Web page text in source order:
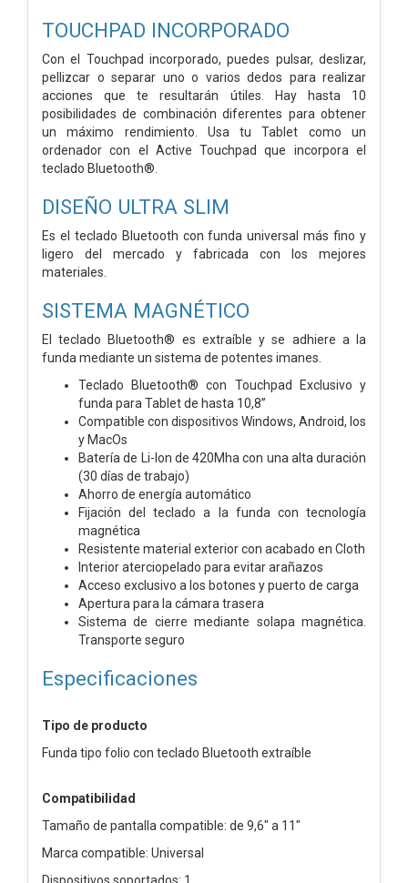
TOUCHPAD INCORPORADO
Con el Touchpad incorporado, puedes pulsar, deslizar,
pellizcar o separar uno o varios dedos para realizar
acciones que te resultarán útiles. Hay hasta 10
posibilidades de combinación diferentes para obtener
un máximo rendimiento. Usa tu Tablet como un
ordenador con el Active Touchpad que incorpora el
teclado Bluetooth®.
DISEÑO ULTRA SLIM
Es el teclado Bluetooth con funda universal más fino y
ligero del mercado y fabricada con los mejores
materiales.
SISTEMA MAGNÉTICO
El teclado Bluetooth® es extraíble y se adhiere a la
funda mediante un sistema de potentes imanes.
Teclado Bluetooth® con Touchpad Exclusivo y
funda para Tablet de hasta 10,8”
Compatible con dispositivos Windows, Android, Ios
y MacOs
Batería de Li-Ion de 420Mha con una alta duración
(30 días de trabajo)
Ahorro de energía automático
Fijación del teclado a la funda con tecnología
magnética
Resistente material exterior con acabado en Cloth
Interior aterciopelado para evitar arañazos
Acceso exclusivo a los botones y puerto de carga
Apertura para la cámara trasera
Sistema de cierre mediante solapa magnética.
Transporte seguro
Especificaciones
Tipo de producto
Funda tipo folio con teclado Bluetooth extraíble
Compatibilidad
Tamaño de pantalla compatible: de 9,6" a 11"
Marca compatible: Universal
Dispositivos soportados: 1